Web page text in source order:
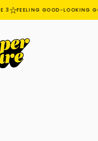
FEELING GOOD-LOOKING